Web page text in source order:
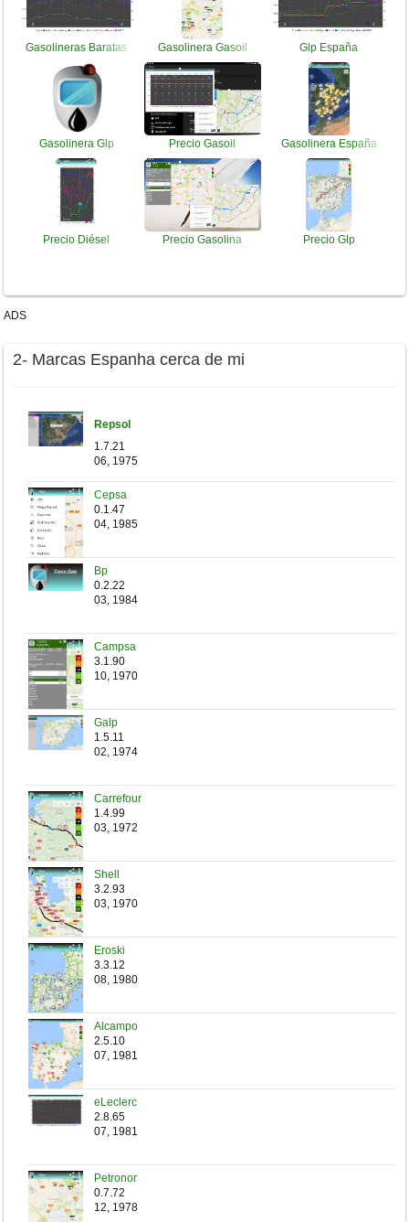
Gasolineras Baratas Gasolinera Gasoil Glp España
Gasolinera Glp Precio Gasoil Gasolinera España
Precio Diésel Precio Gasolina Precio Glp
ADS
2- Marcas Espanha cerca de mi
Repsol
1.7.21
06, 1975
Cepsa
0.1.47
04, 1985
Bp
0.2.22
03, 1984
Campsa
3.1.90
10, 1970
Galp
1.5.11
02, 1974
Carrefour
1.4.99
03, 1972
Shell
3.2.93
03, 1970
Eroski
3.3.12
08, 1980
Alcampo
2.5.10
07, 1981
eLeclerc
2.8.65
07, 1981
Petronor
0.7.72
12, 1978